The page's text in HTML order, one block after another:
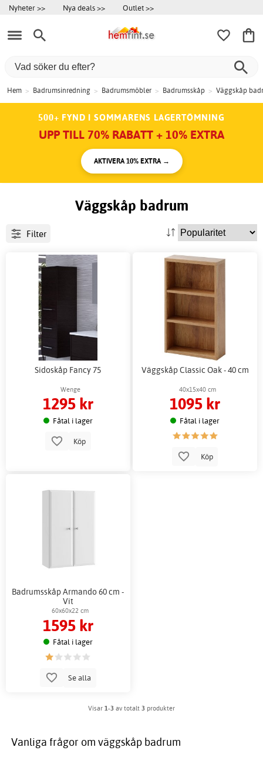
Nyheter >> Nya deals >> Outlet >>
Hem > Badrumsinredning > Badrumsmöbler > Badrumsskåp > Väggskåp
500+ FYND I SOMMARENS LAGERTÖMNING
UPP TILL 70% RABATT + 10% EXTRA
AKTIVERA 10% EXTRA →
Väggskåp badrum
Filter
Sidoskåp Fancy 75
Wenge
1295 kr
Fåtal i lager
Köp
Väggskåp Classic Oak - 40 cm
40x15x40 cm
1095 kr
Fåtal i lager
Köp
Badrumsskåp Armando 60 cm -
Vit
60x60x22 cm
1595 kr
Fåtal i lager
Se alla
Visar 1-3 av totalt 3 produkter
Vanliga frågor om väggskåp badrum